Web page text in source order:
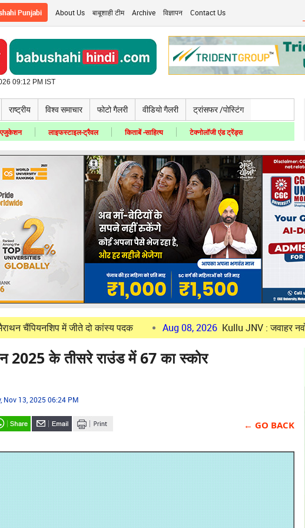
Punjabi About Us बाबूशाही टीम Archive विज्ञापन Contact Us
09:12 PM IST
राष्ट्रीय विश्व समाचार फोटो गैलरी वीडियो गैलरी ट्रांसफर /पोस्टिंग
एजुकेशन लाइफस्टाइल-ट्रैवल किताबें -साहित्य टेक्नोलॉजी एंड ट्रेंड्स
में जीते दो कांस्य पदक Aug 08, 2026 Kullu JNV : जवाहर नवोदय विद्यालय
2025 के तीसरे राउंड में 67 का स्कोर
Nov 13, 2025 06:24 PM
← GO BACK